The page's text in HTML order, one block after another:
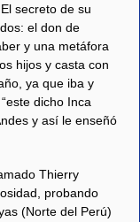
secreto de su
el don de
y una metáfora
hijos y casta con
ya que iba y
dicho Inca
y así le enseñó
Thierry
probando
(Norte del Perú)